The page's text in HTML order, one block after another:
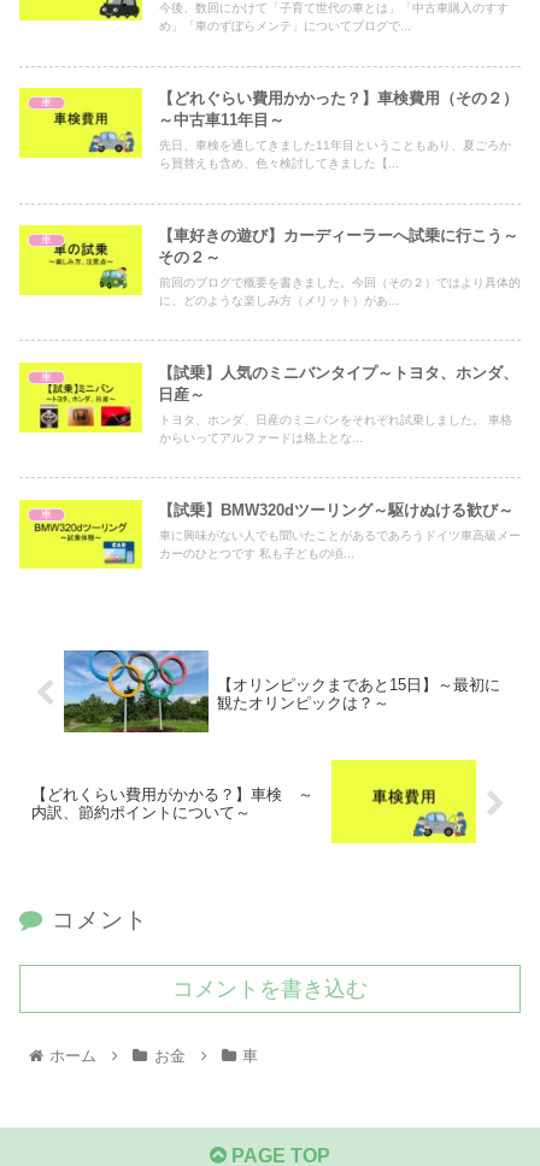
今後、数回にかけて「子育て世代の車とは」「中古車購入のすす
め」「車のずぼらメンテ」についてブログで...
車
【どれぐらい費用かかった？】車検費用（その２）
～中古車11年目～
先日、車検を通してきました11年目ということもあり、夏ごろか
ら買替えも含め、色々検討してきました【...
車
【車好きの遊び】カーディーラーへ試乗に行こう～
その２～
前回のブログで概要を書きました。今回（その２）ではより具体的
に、どのような楽しみ方（メリット）があ...
車
【試乗】人気のミニバンタイプ～トヨタ、ホンダ、
日産～
トヨタ、ホンダ、日産のミニバンをそれぞれ試乗しました。 車格
からいってアルファードは格上とな...
車 【試乗】BMW320dツーリング～駆けぬける歓び～
車に興味がない人でも聞いたことがあるであろうドイツ車高級メー
カーのひとつです 私も子どもの頃...
【オリンピックまであと15日】～最初に
観たオリンピックは？～
【どれくらい費用がかかる？】車検 ～
内訳、節約ポイントについて～
コメント
コメントを書き込む
ホーム お金 車
PAGE TOP